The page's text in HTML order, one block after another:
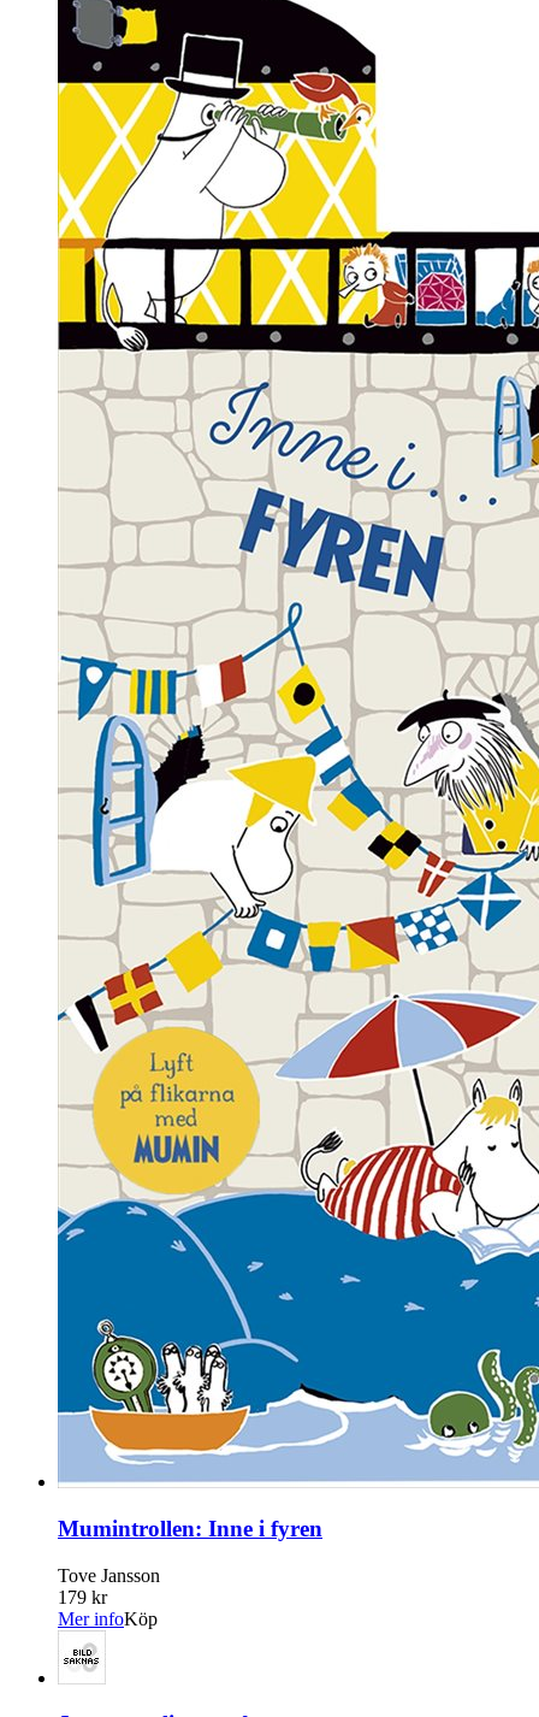
Mumintrollen: Inne i fyren
Tove Jansson
179 kr
Mer infoKöp